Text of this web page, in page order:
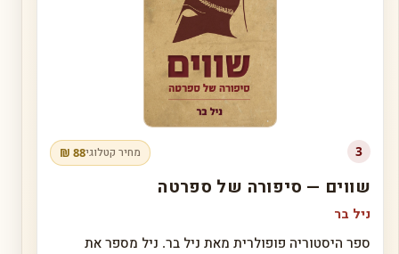
3 מחיר קטלוגי88 ₪
שווים — סיפורה של ספרטה
ניל בר
ספר היסטוריה פופולרית מאת ניל בר. ניל מספר את